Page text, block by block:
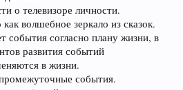
о телевизоре личности.
волшебное зеркало из сказок.
события согласно плану жизни, в
развития событий
в жизни.
события.